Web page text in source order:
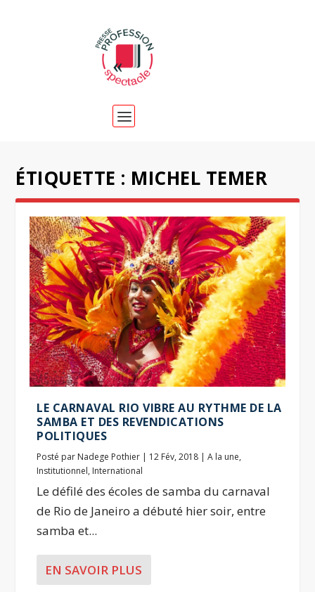
ÉTIQUETTE : MICHEL TEMER
LE CARNAVAL RIO VIBRE AU RYTHME DE LA
SAMBA ET DES REVENDICATIONS
POLITIQUES
Posté par Nadege Pothier | 12 Fév, 2018 |A la une,
Institutionnel, International
Le défilé des écoles de samba du carnaval
de Rio de Janeiro a débuté hier soir, entre
samba et...
EN SAVOIR PLUS